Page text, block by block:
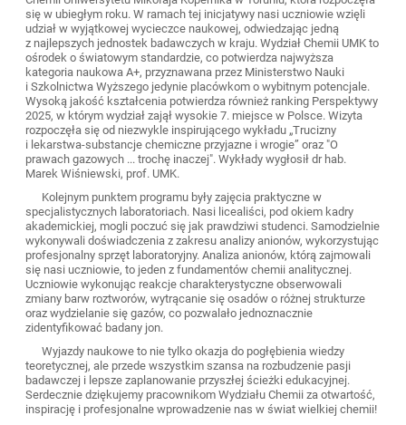
się w ubiegłym roku. W ramach tej inicjatywy nasi uczniowie wzięli
udział w wyjątkowej wycieczce naukowej, odwiedzając jedną
z najlepszych jednostek badawczych w kraju. Wydział Chemii UMK to
ośrodek o światowym standardzie, co potwierdza najwyższa
kategoria naukowa A+, przyznawana przez Ministerstwo Nauki
i Szkolnictwa Wyższego jedynie placówkom o wybitnym potencjale.
Wysoką jakość kształcenia potwierdza również ranking Perspektywy
2025, w którym wydział zajął wysokie 7. miejsce w Polsce. Wizyta
rozpoczęła się od niezwykle inspirującego wykładu „Trucizny
i lekarstwa-substancje chemiczne przyjazne i wrogie” oraz "O
prawach gazowych ... trochę inaczej". Wykłady wygłosił dr hab.
Marek Wiśniewski, prof. UMK.
Kolejnym punktem programu były zajęcia praktyczne w
specjalistycznych laboratoriach. Nasi licealiści, pod okiem kadry
akademickiej, mogli poczuć się jak prawdziwi studenci. Samodzielnie
wykonywali doświadczenia z zakresu analizy anionów, wykorzystując
profesjonalny sprzęt laboratoryjny. Analiza anionów, którą zajmowali
się nasi uczniowie, to jeden z fundamentów chemii analitycznej.
Uczniowie wykonując reakcje charakterystyczne obserwowali
zmiany barw roztworów, wytrącanie się osadów o różnej strukturze
oraz wydzielanie się gazów, co pozwalało jednoznacznie
zidentyfikować badany jon.
Wyjazdy naukowe to nie tylko okazja do pogłębienia wiedzy
teoretycznej, ale przede wszystkim szansa na rozbudzenie pasji
badawczej i lepsze zaplanowanie przyszłej ścieżki edukacyjnej.
Serdecznie dziękujemy pracownikom Wydziału Chemii za otwartość,
inspirację i profesjonalne wprowadzenie nas w świat wielkiej chemii!